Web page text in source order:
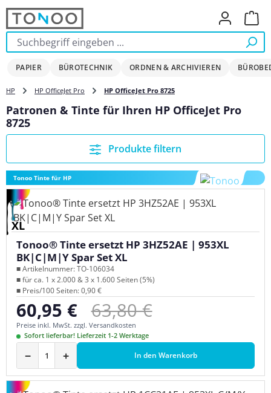
Zum Hauptinhalt springen
PAPIER BÜROTECHNIK ORDNEN & ARCHIVIEREN
HP HP OfficeJet Pro HP OfficeJet Pro 8725
Patronen & Tinte für Ihren HP OfficeJet Pro
8725
Produkte filtern
Tonoo Tinte für HP
XL
Tonoo® Tinte ersetzt HP 3HZ52AE | 953XL
BK|C|M|Y Spar Set XL
■ Artikelnummer: TO-106034
■ für ca. 1 x 2.000 & 3 x 1.600 Seiten (5%)
■ Preis/100 Seiten: 0,90 €
Verkaufspreis:
60,95 € Regulärer Preis:
63,80 €
Preise inkl. MwSt. zzgl. Versandkosten
Sofort lieferbar! Lieferzeit 1-2 Werktage
− + In den Warenkorb